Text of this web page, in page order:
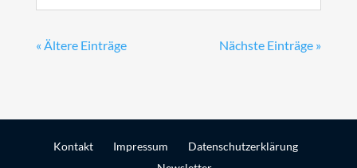
« Ältere Einträge Nächste Einträge »
Kontakt Impressum
Datenschutzerklärung